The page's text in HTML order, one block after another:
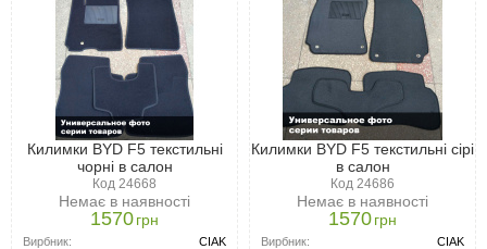
Килимки BYD F5 текстильні
чорні в салон
Код 24668
Немає в наявності
1570грн
Вирбник:
CIAK
Килимки BYD F5 текстильні сірі
в салон
Код 24686
Немає в наявності
1570грн
Вирбник:
CIAK